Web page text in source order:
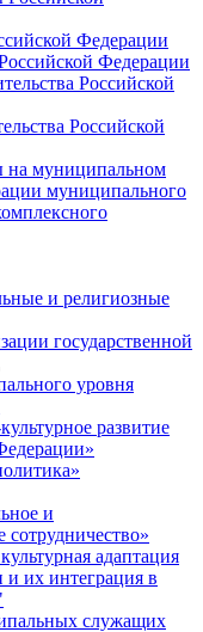
Федерации
Федерации
Российской
Российской
на муниципальном
муниципального
и религиозные
государственной
уровня
развитие
и
адаптация
их интеграция в
служащих